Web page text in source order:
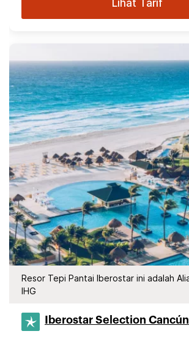
Lihat Tarif
Resor Tepi Pantai Iberostar ini adalah
IHG
Iberostar Selection​ Cancún